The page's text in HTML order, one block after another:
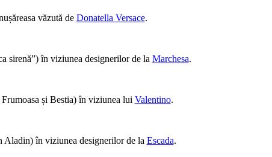
văzută de Donatella Versace.
sirenă”) în viziunea designerilor de la Marchesa.
și Bestia) în viziunea lui Valentino.
Aladin) în viziunea designerilor de la Escada.